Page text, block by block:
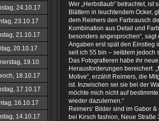
24.10.17
23.10.17
21.10.17
20.10.17
19.10.
18.10.17
17.10.17
16.10.17
14.10.17
Wer „Herbstlaub“ betrachtet,
Blättern in leuchtendem Ocker,
dem Reimers den Farbrausch
Kombination aus Detail und
besonders angesprochen“,
Angaben erst spät den Einstieg
seit ich 55 bin – seitdem jedoch
Das Fotografieren habe ihr
Herausforderungen bereichert.
Motive“, erzählt Reimers, die
ist. Inzwischen sei sie bei der
möchte mich nicht auf
wieder dazulernen.“
Reimers‘ Bilder sind im Gabor
bei Kirsch fashion, Neue